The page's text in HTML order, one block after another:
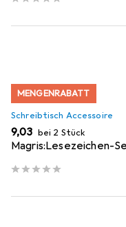
MENGENRABATT
Schreibtisch Accessoire
EUR
9,03 bei 2 Stück
Magris:Lesezeichen-